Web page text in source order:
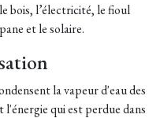
bois, l’électricité, le fioul
et le solaire.
la vapeur d'eau des
qui est perdue dans